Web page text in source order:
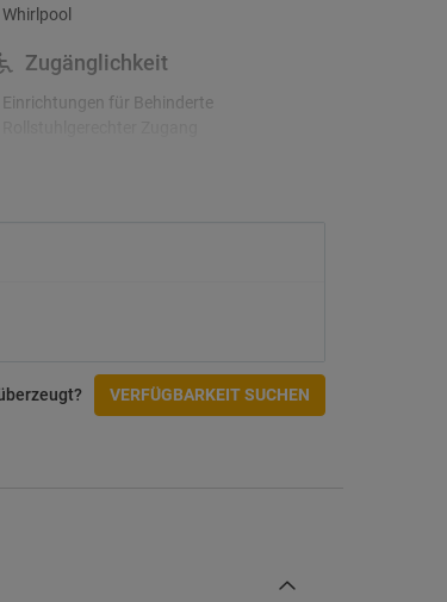
Whirlpool
Zugänglichkeit
Einrichtungen für Behinderte
VERFÜGBARKEIT SUCHEN